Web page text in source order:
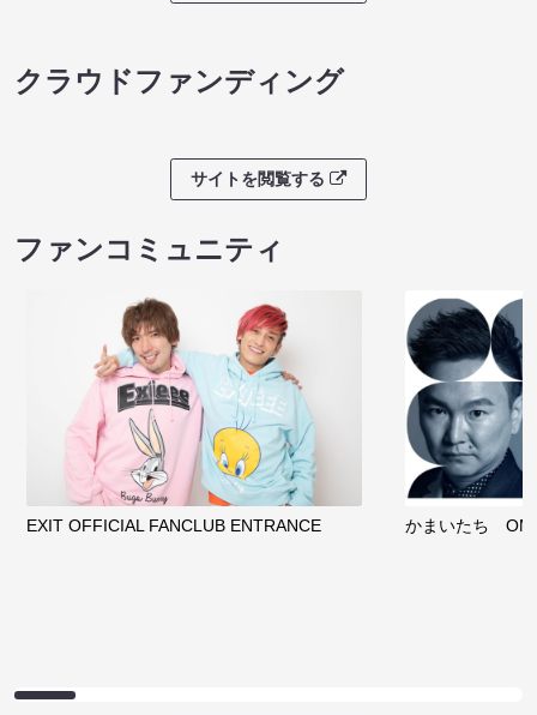
クラウドファンディング
サイトを閲覧する
ファンコミュニティ
EXIT OFFICIAL FANCLUB ENTRANCE かまいたち